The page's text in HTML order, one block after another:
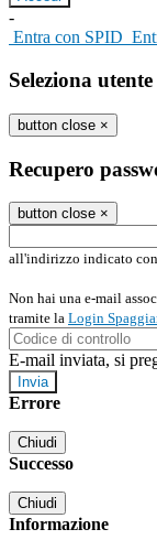
-
Entra con SPID
Seleziona utente
button close ×
Recupero
button close ×
all'indirizzo indicato
Non hai una e-mail
tramite la Login
E-mail inviata, si
Errore
Chiudi
Successo
Chiudi
Informazione